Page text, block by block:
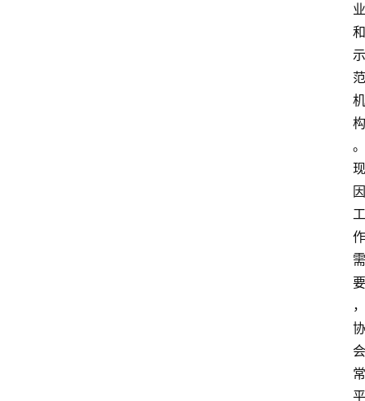
业
和
示
范
机
构
。
现
因
工
作
需
要
，
协
会
常
平